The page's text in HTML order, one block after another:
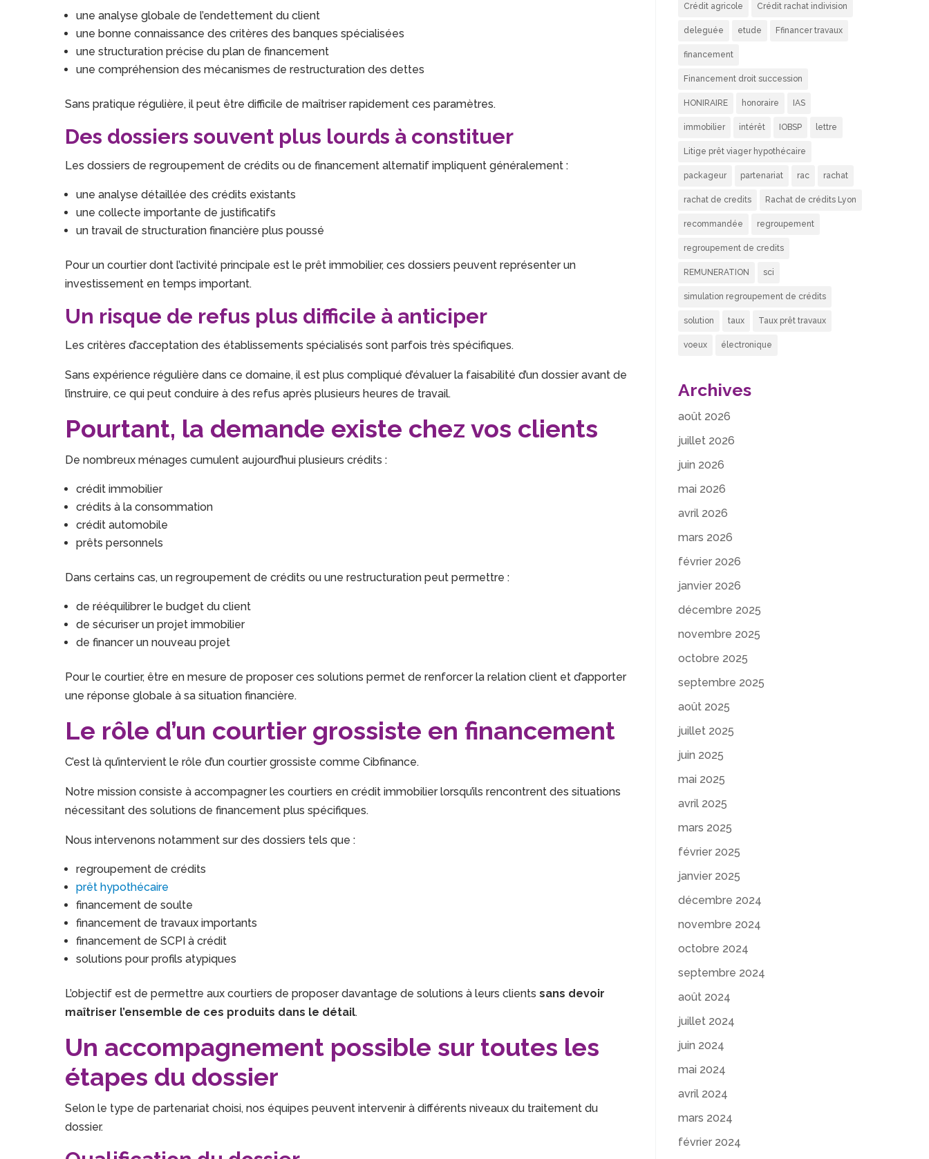
une analyse globale de l’endettement du client
une bonne connaissance des critères des banques spécialisées
une structuration précise du plan de financement
une compréhension des mécanismes de restructuration des dettes
Sans pratique régulière, il peut être difficile de maîtriser rapidement ces paramètres.
Des dossiers souvent plus lourds à constituer
Les dossiers de regroupement de crédits ou de financement alternatif impliquent généralement :
une analyse détaillée des crédits existants
une collecte importante de justificatifs
un travail de structuration financière plus poussé
Pour un courtier dont l’activité principale est le prêt immobilier, ces dossiers peuvent représenter un
investissement en temps important.
Un risque de refus plus difficile à anticiper
Les critères d’acceptation des établissements spécialisés sont parfois très spécifiques.
Sans expérience régulière dans ce domaine, il est plus compliqué d’évaluer la faisabilité d’un dossier avant de
l’instruire, ce qui peut conduire à des refus après plusieurs heures de travail.
Pourtant, la demande existe chez vos clients
De nombreux ménages cumulent aujourd’hui plusieurs crédits :
crédit immobilier
crédits à la consommation
crédit automobile
prêts personnels
Dans certains cas, un regroupement de crédits ou une restructuration peut permettre :
de rééquilibrer le budget du client
de sécuriser un projet immobilier
de financer un nouveau projet
Pour le courtier, être en mesure de proposer ces solutions permet de renforcer la relation client et d’apporter
une réponse globale à sa situation financière.
Le rôle d’un courtier grossiste en financement
C’est là qu’intervient le rôle d’un courtier grossiste comme Cibfinance.
Notre mission consiste à accompagner les courtiers en crédit immobilier lorsqu’ils rencontrent des situations
nécessitant des solutions de financement plus spécifiques.
Nous intervenons notamment sur des dossiers tels que :
regroupement de crédits
prêt hypothécaire
financement de soulte
financement de travaux importants
financement de SCPI à crédit
solutions pour profils atypiques
L’objectif est de permettre aux courtiers de proposer davantage de solutions à leurs clientssans devoir
maîtriser l’ensemble de ces produits dans le détail.
Un accompagnement possible sur toutes les
étapes du dossier
Selon le type de partenariat choisi, nos équipes peuvent intervenir à différents niveaux du traitement du
dossier.
Crédit agricole Crédit rachat indivision
deleguée etude Ffinancer travaux
financement
Financement droit succession
HONIRAIRE honoraire IAS
immobilier intérêt IOBSP lettre
Litige prêt viager hypothécaire
packageur partenariat rac rachat
rachat de credits Rachat de crédits Lyon
recommandée regroupement
regroupement de credits
REMUNERATION sci
simulation regroupement de crédits
solution taux Taux prêt travaux
voeux électronique
Archives
août 2026
juillet 2026
juin 2026
mai 2026
avril 2026
mars 2026
février 2026
janvier 2026
décembre 2025
novembre 2025
octobre 2025
septembre 2025
août 2025
juillet 2025
juin 2025
mai 2025
avril 2025
mars 2025
février 2025
janvier 2025
décembre 2024
novembre 2024
octobre 2024
septembre 2024
août 2024
juillet 2024
juin 2024
mai 2024
avril 2024
mars 2024
février 2024